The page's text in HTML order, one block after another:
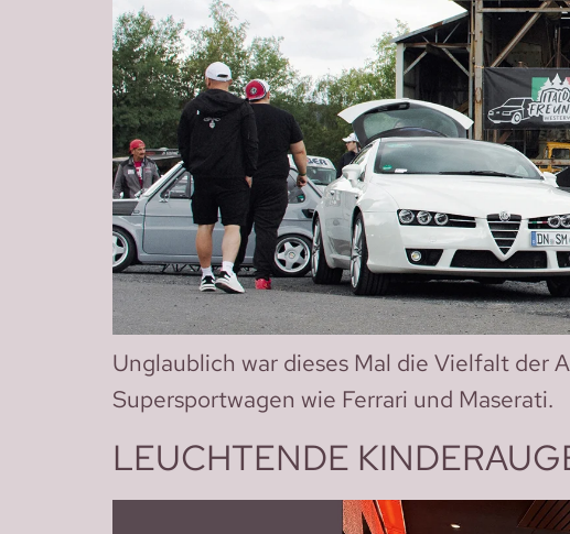
Unglaublich war dieses Mal die Vielfalt der
Supersportwagen wie Ferrari und Maserati.
LEUCHTENDE